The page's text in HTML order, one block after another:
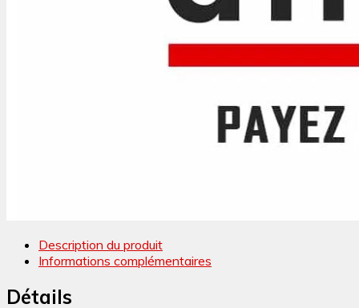
Description du produit
Informations complémentaires
Détails